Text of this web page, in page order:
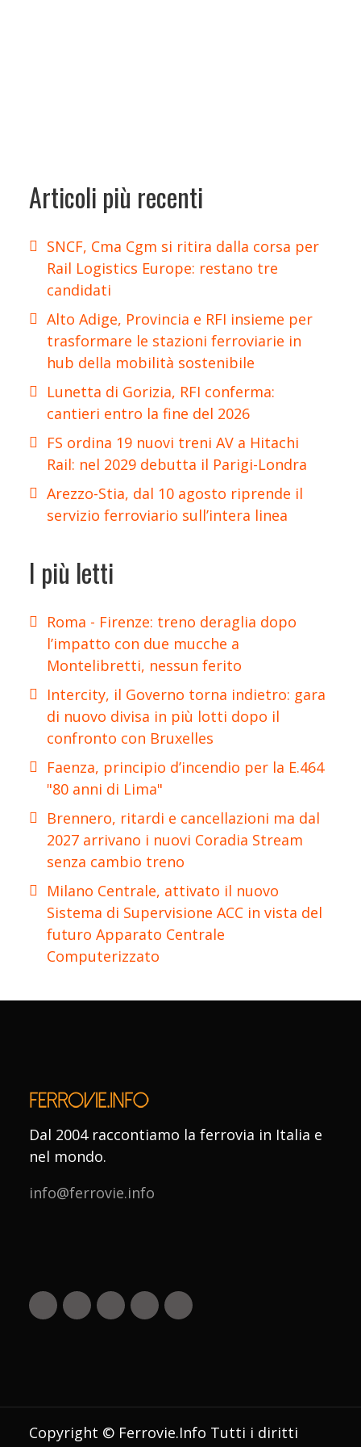
Articoli più recenti
SNCF, Cma Cgm si ritira dalla corsa per
Rail Logistics Europe: restano tre
candidati
Alto Adige, Provincia e RFI insieme per
trasformare le stazioni ferroviarie in
hub della mobilità sostenibile
Lunetta di Gorizia, RFI conferma:
cantieri entro la fine del 2026
FS ordina 19 nuovi treni AV a Hitachi
Rail: nel 2029 debutta il Parigi-Londra
Arezzo-Stia, dal 10 agosto riprende il
servizio ferroviario sull’intera linea
I più letti
Roma - Firenze: treno deraglia dopo
l’impatto con due mucche a
Montelibretti, nessun ferito
Intercity, il Governo torna indietro: gara
di nuovo divisa in più lotti dopo il
confronto con Bruxelles
Faenza, principio d’incendio per la E.464
"80 anni di Lima"
Brennero, ritardi e cancellazioni ma dal
2027 arrivano i nuovi Coradia Stream
senza cambio treno
Milano Centrale, attivato il nuovo
Sistema di Supervisione ACC in vista del
futuro Apparato Centrale
Computerizzato
Dal 2004 raccontiamo la ferrovia in Italia e
nel mondo.
info@ferrovie.info
Copyright © Ferrovie.Info Tutti i diritti